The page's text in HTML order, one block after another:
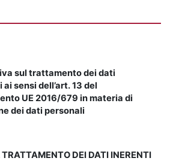
sul trattamento dei dati
sensi dell’art. 13 del
UE 2016/679 in materia di
dei dati personali
DEI DATI INERENTI